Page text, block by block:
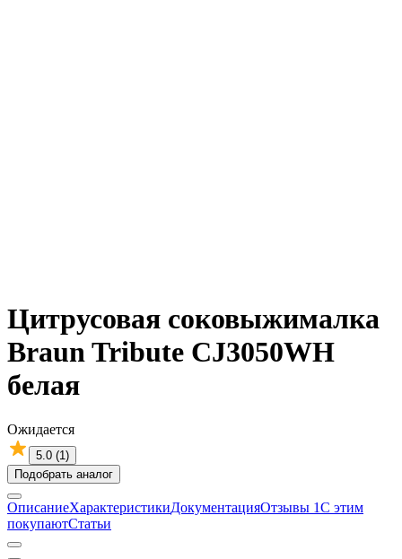
Цитрусовая соковыжималка
Braun Tribute CJ3050WH
белая
Ожидается
5.0 (1)
Подобрать аналог
ОписаниеХарактеристикиДокументацияОтзывы 1С этим
покупаютСтатьи